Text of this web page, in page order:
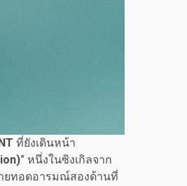
ที่ยังเดินหน้า
” หนึ่งในซิงเกิลจาก
ยทอดอารมณ์สองด้านที่